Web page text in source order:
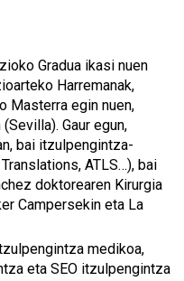
Gradua ikasi nuen
Harremanak,
Masterra egin nuen,
Gaur egun,
bai itzulpengintza-
ATLS…), bai
doktorearen Kirurgia
Campersekin eta La
medikoa,
eta SEO itzulpengintza